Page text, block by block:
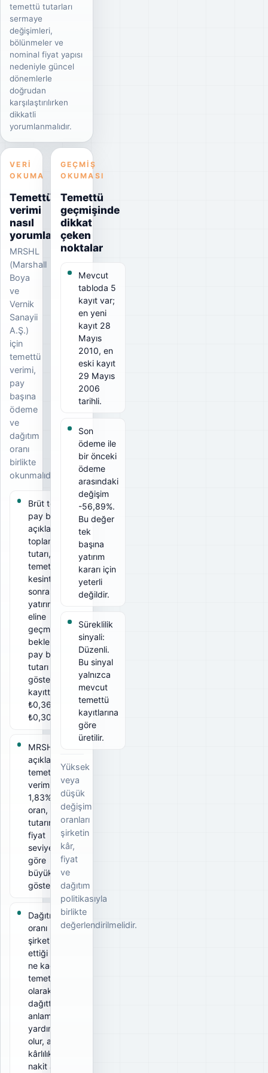
temettü tutarları
sermaye
değişimleri,
bölünmeler ve
nominal fiyat yapısı
nedeniyle güncel
dönemlerle
doğrudan
karşılaştırılırken
dikkatli
yorumlanmalıdır.
VERI
OKUMA
Temettü
verimi
nasıl
yorumlanmalı?
MRSHL
(Marshall
Boya
ve
Vernik
Sanayii
A.Ş.)
için
temettü
verimi,
pay
başına
ödeme
ve
dağıtım
oranı
birlikte
okunmalıdır.
Brüt temettü
pay başına
açıklanan
toplam
tutarı, net
temettü ise
kesintiler
sonrası
yatırımcının
eline
geçmesi
beklenen
pay başına
tutarı
gösterir. Bu
kayıtta brüt
₺0,36, net
₺0,306.
MRSHL için
açıklanan
temettü
verimi
1,83%. Bu
oran, ödeme
tutarının ilgili
fiyat
seviyesine
göre
büyüklüğünü
gösterir.
Dağıtım
oranı 50%;
şirketin elde
ettiği kârın
ne kadarını
temettü
olarak
dağıttığını
anlamaya
yardımcı
olur, ancak
kârlılık ve
nakit akışıyla
GEÇMIŞ
OKUMASI
Temettü
geçmişinde
dikkat
çeken
noktalar
Mevcut
tabloda 5
kayıt var;
en yeni
kayıt 28
Mayıs
2010, en
eski kayıt
29 Mayıs
2006
tarihli.
Son
ödeme ile
bir önceki
ödeme
arasındaki
değişim
-56,89%.
Bu değer
tek
başına
yatırım
kararı için
yeterli
değildir.
Süreklilik
sinyali:
Düzenli.
Bu sinyal
yalnızca
mevcut
temettü
kayıtlarına
göre
üretilir.
Yüksek
veya
düşük
değişim
oranları
şirketin
kâr,
fiyat
ve
dağıtım
politikasıyla
birlikte
değerlendirilmelidir.